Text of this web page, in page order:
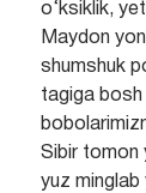
o‘ksiklik,
Maydon
shumshuk
tagiga bosh
Sibir tomon
yuz minglab